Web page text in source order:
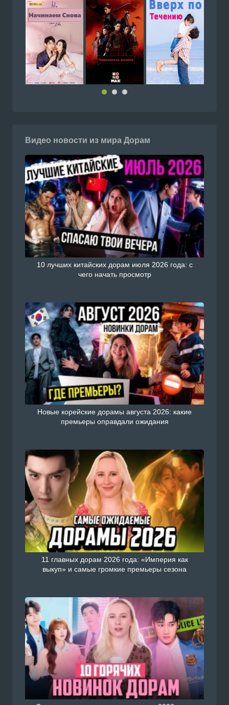
Видео новости из мира Дорам
10 лучших китайских дорам июля 2026 года: с
чего начать просмотр
Новые корейские дорамы августа 2026: какие
премьеры оправдали ожидания
11 главных дорам 2026 года: «Империя как
выкуп» и самые громкие премьеры сезона